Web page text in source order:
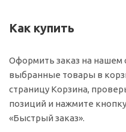
Как купить
Оформить заказ на нашем
выбранные товары в
страницу Корзина,
позиций и нажмите
«Быстрый заказ».